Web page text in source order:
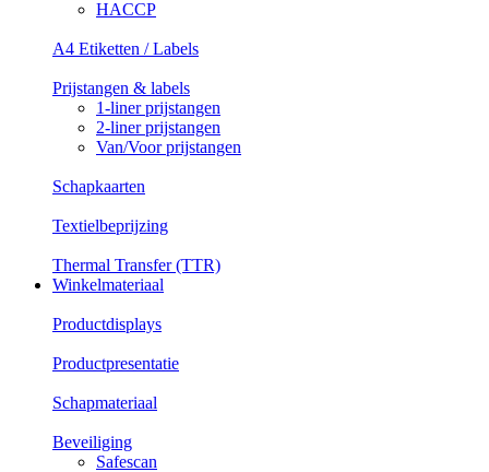
HACCP
A4 Etiketten / Labels
Prijstangen & labels
1-liner prijstangen
2-liner prijstangen
Van/Voor prijstangen
Schapkaarten
Textielbeprijzing
Thermal Transfer (TTR)
Winkelmateriaal
Productdisplays
Productpresentatie
Schapmateriaal
Beveiliging
Safescan